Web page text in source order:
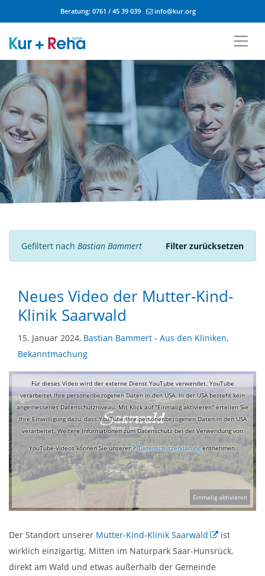
Beratung: 0761 / 45 39 039 info@kur.org
Gefiltert nach Bastian Bammert Filter zurücksetzen
Neues Video der Mutter-Kind-
Klinik Saarwald
15. Januar 2024, Bastian Bammert - Aus den Kliniken,
Bekanntmachung
Für dieses Video wird der externe Dienst YouTube verwendet. YouTube
verarbeitet Ihre personenbezogenen Daten in den USA. In der USA besteht kein
angemessenes Datenschutzniveau. Mit Klick auf "Einmalig aktivieren" erteilen Sie
Ihre Einwilligung dazu, dass YouTube Ihre personenbezogenen Daten in den USA
verarbeitet. Weitere Informationen zum Datenschutz bei der Verwendung von
YouTube-Videos können Sie unserer Datenschutzerklärungentnehmen.
Einmalig aktivieren
Der Standort unserer Mutter-Kind-Klinik Saarwald
ist
wirklich einzigartig. Mitten im Naturpark Saar-Hunsrück,
direkt am Wald und etwas außerhalb der Gemeinde